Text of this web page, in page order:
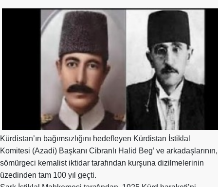
Parti
Tüzüğü
Yardımcıları
Merkez
Yönetim
Kurulu
Kadın
Kürdistan’ın bağımsızlığını hedefleyen Kürdistan İstiklal
Komitesi (Azadi) Başkanı Cibranlı Halid Beg’ ve arkadaşlarının,
sömürgeci kemalist iktidar tarafından kurşuna dizilmelerinin
üzedinden tam 100 yıl geçti.